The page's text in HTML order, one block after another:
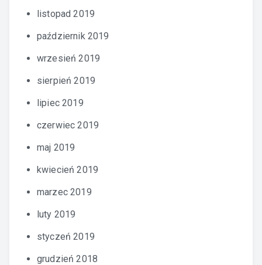
listopad 2019
październik 2019
wrzesień 2019
sierpień 2019
lipiec 2019
czerwiec 2019
maj 2019
kwiecień 2019
marzec 2019
luty 2019
styczeń 2019
grudzień 2018